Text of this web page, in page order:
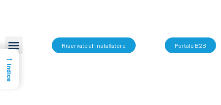
Riservato all'installatore Portale B2B
→
Indice